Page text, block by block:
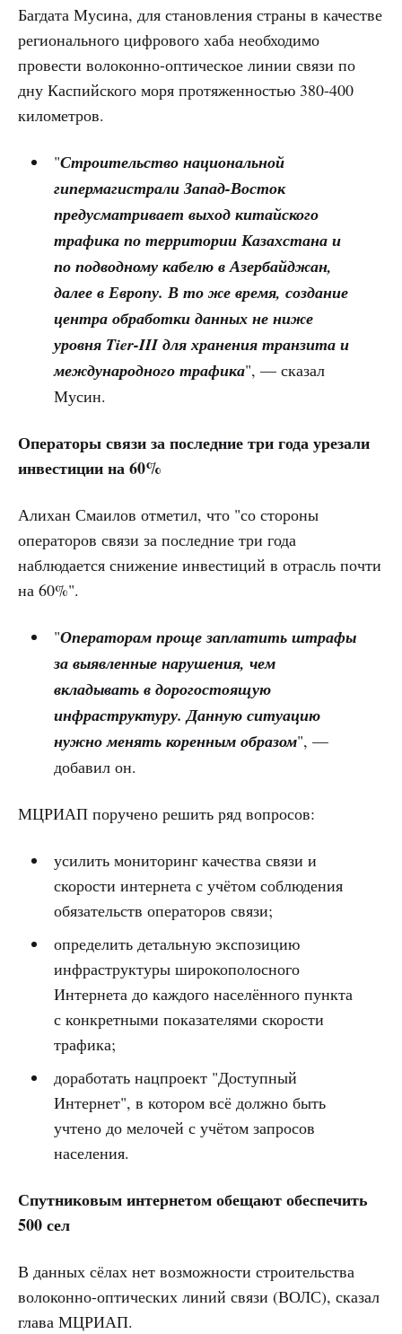
Багдата Мусина, для становления страны в качестве
регионального цифрового хаба необходимо
провести волоконно-оптическое линии связи по
дну Каспийского моря протяженностью 380-400
километров.
"Строительство национальной
гипермагистрали Запад-Восток
предусматривает выход китайского
трафика по территории Казахстана и
по подводному кабелю в Азербайджан,
далее в Европу. В то же время, создание
центра обработки данных не ниже
уровня Tier-III для хранения транзита и
международного трафика", — сказал
Мусин.
Операторы связи за последние три года урезали
инвестиции на 60%
Алихан Смаилов отметил, что "со стороны
операторов связи за последние три года
наблюдается снижение инвестиций в отрасль почти
на 60%".
"Операторам проще заплатить штрафы
за выявленные нарушения, чем
вкладывать в дорогостоящую
инфраструктуру. Данную ситуацию
нужно менять коренным образом", —
добавил он.
МЦРИАП поручено решить ряд вопросов:
усилить мониторинг качества связи и
скорости интернета с учётом соблюдения
обязательств операторов связи;
определить детальную экспозицию
инфраструктуры широкополосного
Интернета до каждого населённого пункта
с конкретными показателями скорости
трафика;
доработать нацпроект "Доступный
Интернет", в котором всё должно быть
учтено до мелочей с учётом запросов
населения.
Спутниковым интернетом обещают обеспечить
500 сел
В данных сёлах нет возможности строительства
волоконно-оптических линий связи (ВОЛС), сказал
глава МЦРИАП.